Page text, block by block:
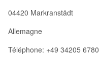
04420 Markranstädt
Allemagne
Téléphone: +49 34205 6780